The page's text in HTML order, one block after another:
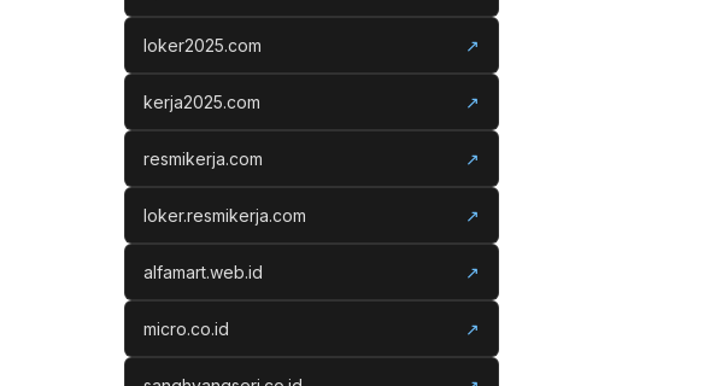
loker2025.com ↗
kerja2025.com ↗
resmikerja.com ↗
loker.resmikerja.com ↗
alfamart.web.id ↗
micro.co.id ↗